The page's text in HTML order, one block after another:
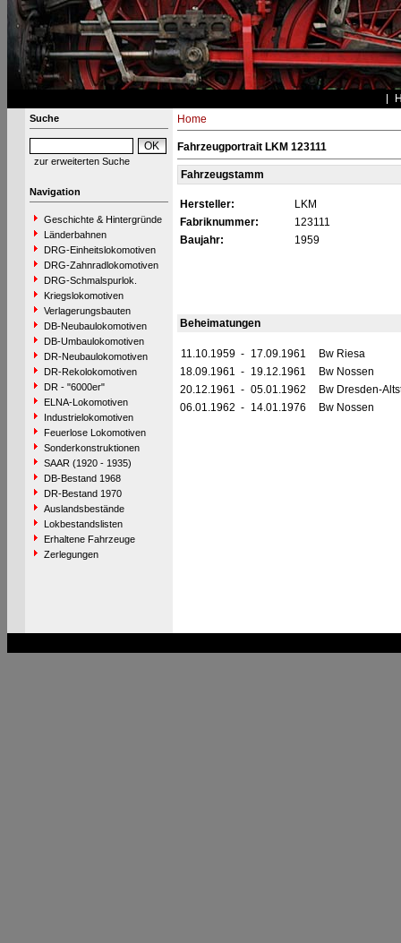
Suche
zur erweiterten Suche
Navigation
Geschichte & Hintergründe
Länderbahnen
DRG-Einheitslokomotiven
DRG-Zahnradlokomotiven
DRG-Schmalspurlok.
Kriegslokomotiven
Verlagerungsbauten
DB-Neubaulokomotiven
DB-Umbaulokomotiven
DR-Neubaulokomotiven
DR-Rekolokomotiven
DR - "6000er"
ELNA-Lokomotiven
Industrielokomotiven
Feuerlose Lokomotiven
Sonderkonstruktionen
SAAR (1920 - 1935)
DB-Bestand 1968
DR-Bestand 1970
Auslandsbestände
Lokbestandslisten
Erhaltene Fahrzeuge
Zerlegungen
Home
Fahrzeugportrait LKM 123111
Fahrzeugstamm
Hersteller:
LKM
Fabriknummer:
123111
Baujahr:
1959
Beheimatungen
11.10.1959 - 17.09.1961
Bw Riesa
18.09.1961 - 19.12.1961
Bw Nossen
20.12.1961 - 05.01.1962
Bw Dresden-
06.01.1962 - 14.01.1976 Bw Nossen